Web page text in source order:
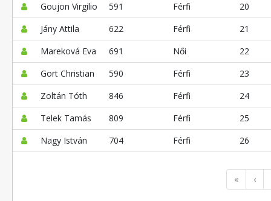
Goujon Virgilio 591 Férfi
20
Jány Attila
622 Férfi
21
Mareková Eva
691 Női
22
Gort Christian
590 Férfi
23
Zoltán Tóth
846 Férfi
24
Telek Tamás
809 Férfi
25
Nagy István
704 Férfi 26
« ‹